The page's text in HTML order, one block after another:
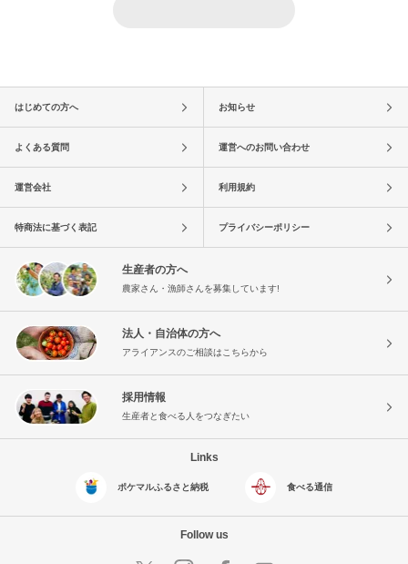
はじめての方へ お知らせ
よくある質問 運営へのお問い合わせ
運営会社 利用規約
特商法に基づく表記 プライバシーポリシー
生産者の方へ
農家さん・漁師さんを募集しています!
法人・自治体の方へ
アライアンスのご相談はこちらから
採用情報
生産者と食べる人をつなぎたい
Links
ポケマルふるさと納税 食べる通信
Follow us